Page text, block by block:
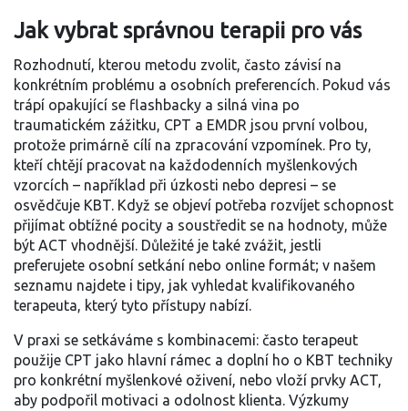
Jak vybrat správnou terapii pro vás
Rozhodnutí, kterou metodu zvolit, často závisí na
konkrétním problému a osobních preferencích. Pokud vás
trápí opakující se flashbacky a silná vina po
traumatickém zážitku, CPT a EMDR jsou první volbou,
protože primárně cílí na zpracování vzpomínek. Pro ty,
kteří chtějí pracovat na každodenních myšlenkových
vzorcích – například při úzkosti nebo depresi – se
osvědčuje KBT. Když se objeví potřeba rozvíjet schopnost
přijímat obtížné pocity a soustředit se na hodnoty, může
být ACT vhodnější. Důležité je také zvážit, jestli
preferujete osobní setkání nebo online formát; v našem
seznamu najdete i tipy, jak vyhledat kvalifikovaného
terapeuta, který tyto přístupy nabízí.
V praxi se setkáváme s kombinacemi: často terapeut
použije CPT jako hlavní rámec a doplní ho o KBT techniky
pro konkrétní myšlenkové oživení, nebo vloží prvky ACT,
aby podpořil motivaci a odolnost klienta. Výzkumy